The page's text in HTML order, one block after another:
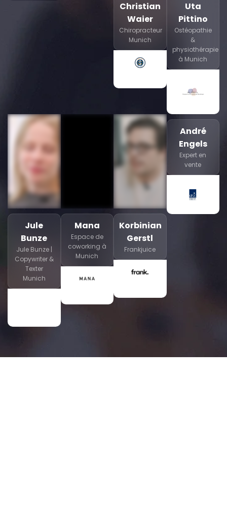
Christian
Waier
Chiropracteur
Munich
Uta
Pittino
Ostéopathie
&
physiothérapie
à Munich
Jule
Bunze
Jule Bunze |
Copywriter &
Texter
Munich
Mana
Espace de
coworking à
Munich
Korbinian
Gerstl
Frankjuice
André
Engels
Expert en
vente